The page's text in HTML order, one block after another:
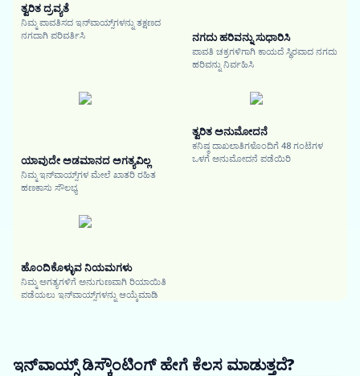
ತ್ವರಿತ ದ್ರವ್ಯತೆ
ನಿಮ್ಮ ಪಾವತಿಸದ ಇನ್‌ವಾಯ್ಸ್‌ಗಳನ್ನು ತಕ್ಷಣದ
ನಗದಾಗಿ ಪರಿವರ್ತಿಸಿ
ನಗದು ಹರಿವನ್ನು ಸುಧಾರಿಸಿ
ಪಾವತಿ ಚಕ್ರಗಳಿಗಾಗಿ ಕಾಯದೆ ಸ್ಥಿರವಾದ ನಗದು
ಹರಿವನ್ನು ನಿರ್ವಹಿಸಿ
ಯಾವುದೇ ಅಡಮಾನದ ಅಗತ್ಯವಿಲ್ಲ
ನಿಮ್ಮ ಇನ್‌ವಾಯ್ಸ್‌ಗಳ ಮೇಲೆ ಖಾತರಿ ರಹಿತ
ಹಣಕಾಸು ಸೌಲಭ್ಯ
ತ್ವರಿತ ಅನುಮೋದನೆ
ಕನಿಷ್ಠ ದಾಖಲಾತಿಗಳೊಂದಿಗೆ 48 ಗಂಟೆಗಳ
ಒಳಗೆ ಅನುಮೋದನೆ ಪಡೆಯಿರಿ
ಹೊಂದಿಕೊಳ್ಳುವ ನಿಯಮಗಳು
ನಿಮ್ಮ ಅಗತ್ಯಗಳಿಗೆ ಅನುಗುಣವಾಗಿ ರಿಯಾಯಿತಿ
ಪಡೆಯಲು ಇನ್‌ವಾಯ್ಸ್‌ಗಳನ್ನು ಆಯ್ಕೆಮಾಡಿ
ಇನ್‌ವಾಯ್ಸ್ ಡಿಸ್ಕೌಂಟಿಂಗ್ ಹೇಗೆ ಕೆಲಸ ಮಾಡುತ್ತದೆ?